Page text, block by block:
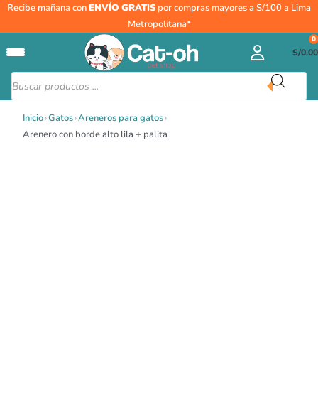
Recibe mañana conENVÍO GRATIS por compras mayores a S/100 a Lima
Metropolitana*
Búsqueda
de
productos
S/0.00
0
Inicio›Gatos›Areneros para gatos›
Arenero con borde alto lila + palita